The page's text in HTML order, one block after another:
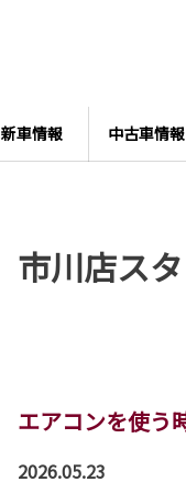
新車情報 中古車情報
市川店ス
エアコンを使う
2026.05.23